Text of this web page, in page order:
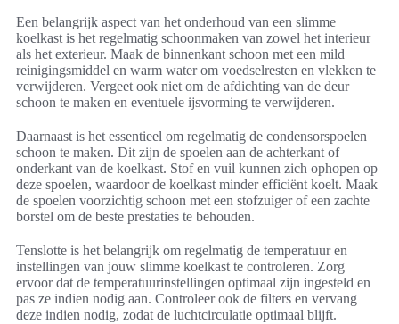
Een belangrijk aspect van het onderhoud van een slimme
koelkast is het regelmatig schoonmaken van zowel het interieur
als het exterieur. Maak de binnenkant schoon met een mild
reinigingsmiddel en warm water om voedselresten en vlekken te
verwijderen. Vergeet ook niet om de afdichting van de deur
schoon te maken en eventuele ijsvorming te verwijderen.
Daarnaast is het essentieel om regelmatig de condensorspoelen
schoon te maken. Dit zijn de spoelen aan de achterkant of
onderkant van de koelkast. Stof en vuil kunnen zich ophopen op
deze spoelen, waardoor de koelkast minder efficiënt koelt. Maak
de spoelen voorzichtig schoon met een stofzuiger of een zachte
borstel om de beste prestaties te behouden.
Tenslotte is het belangrijk om regelmatig de temperatuur en
instellingen van jouw slimme koelkast te controleren. Zorg
ervoor dat de temperatuurinstellingen optimaal zijn ingesteld en
pas ze indien nodig aan. Controleer ook de filters en vervang
deze indien nodig, zodat de luchtcirculatie optimaal blijft.